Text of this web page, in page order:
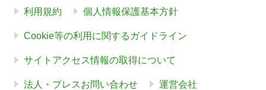
利用規約 個人情報保護基本方針
Cookie等の利用に関するガイドライン
サイトアクセス情報の取得について
法人・プレスお問い合わせ 運営会社